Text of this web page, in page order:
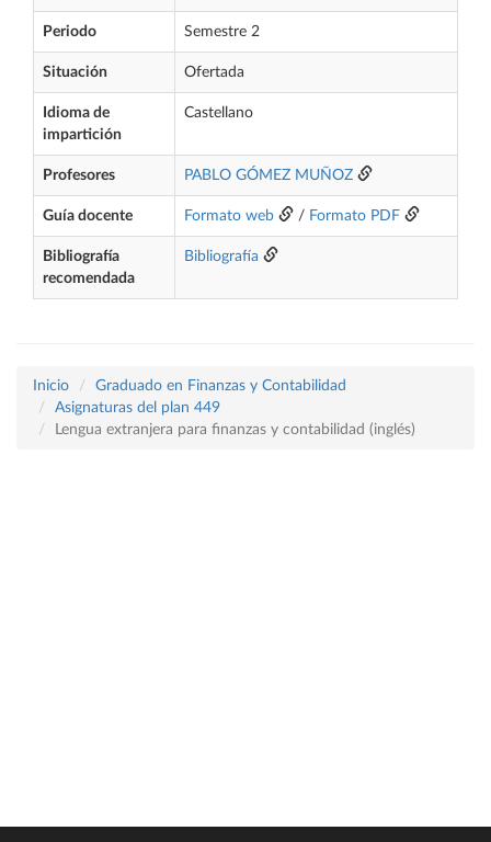
Periodo Semestre 2
Situación Ofertada
Idioma de
impartición
Castellano
Profesores PABLO GÓMEZ MUÑOZ
Guía docente Formato web / Formato PDF
Bibliografía
recomendada
Bibliografía
Inicio
Graduado en Finanzas y Contabilidad
Asignaturas del plan 449
Lengua extranjera para finanzas y contabilidad (inglés)